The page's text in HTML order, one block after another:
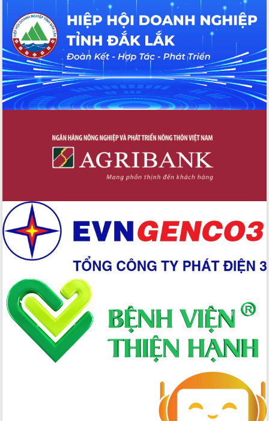
Hội thảo khoa học “Giải pháp thúc đẩy
phát triển nền kinh tế xanh tại tỉnh
Đắk Lắk”
Tăng cường giám sát, đôn đốc thực
hiện nhiệm vụ quản lý tài sản công
hàng tuần
Tháo gỡ những vướng mắc, đẩy mạnh
công tác cải cách thủ tục hành chính
tại Trung tâm Phục vụ hành chính
Đắk Lắk: Tôn vinh 46 giải pháp tại Hội
thi Sáng tạo Kỹ thuật 2024 - 2025
Đắk Lắk rà soát, điều chỉnh Đề án 190
về phát triển nuôi trồng thủy sản
Trương Công Thái kiểm tra thực địa
Dự án cao tốc Khánh Hòa - Buôn Ma
Thuột
Định vị cà phê Việt Nam như một “di
sản sống” trong dòng chảy toàn cầu
Xây dựng nông thôn mới: Nâng cao đời
sống người dân từ những mô hình thiết
thực
Quyết liệt tháo gỡ vướng mắc, đẩy
nhanh tiến độ các dự án trọng điểm
trong Khu kinh tế Nam Phú Yên
Hòn Yến phát triển du lịch gắn với bảo